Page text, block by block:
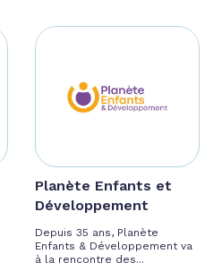
Planète Enfants et
Développement
Depuis 35 ans, Planète
Enfants & Développement va
à la rencontre des...